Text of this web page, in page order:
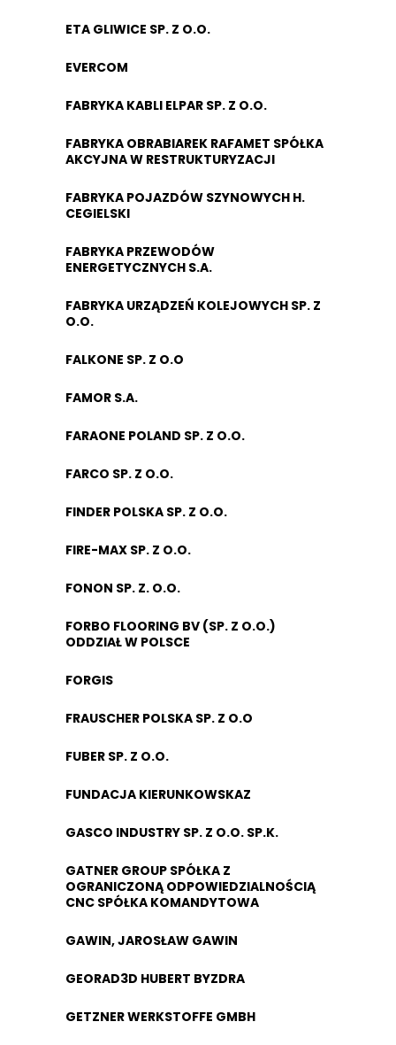
ETA GLIWICE SP. Z O.O.
EVERCOM
FABRYKA KABLI ELPAR SP. Z O.O.
FABRYKA OBRABIAREK RAFAMET SPÓŁKA
AKCYJNA W RESTRUKTURYZACJI
FABRYKA POJAZDÓW SZYNOWYCH H.
CEGIELSKI
FABRYKA PRZEWODÓW
ENERGETYCZNYCH S.A.
FABRYKA URZĄDZEŃ KOLEJOWYCH SP. Z
O.O.
FALKONE SP. Z O.O
FAMOR S.A.
FARAONE POLAND SP. Z O.O.
FARCO SP. Z O.O.
FINDER POLSKA SP. Z O.O.
FIRE-MAX SP. Z O.O.
FONON SP. Z. O.O.
FORBO FLOORING BV (SP. Z O.O.)
ODDZIAŁ W POLSCE
FORGIS
FRAUSCHER POLSKA SP. Z O.O
FUBER SP. Z O.O.
FUNDACJA KIERUNKOWSKAZ
GASCO INDUSTRY SP. Z O.O. SP.K.
GATNER GROUP SPÓŁKA Z
OGRANICZONĄ ODPOWIEDZIALNOŚCIĄ
CNC SPÓŁKA KOMANDYTOWA
GAWIN, JAROSŁAW GAWIN
GEORAD3D HUBERT BYZDRA
GETZNER WERKSTOFFE GMBH